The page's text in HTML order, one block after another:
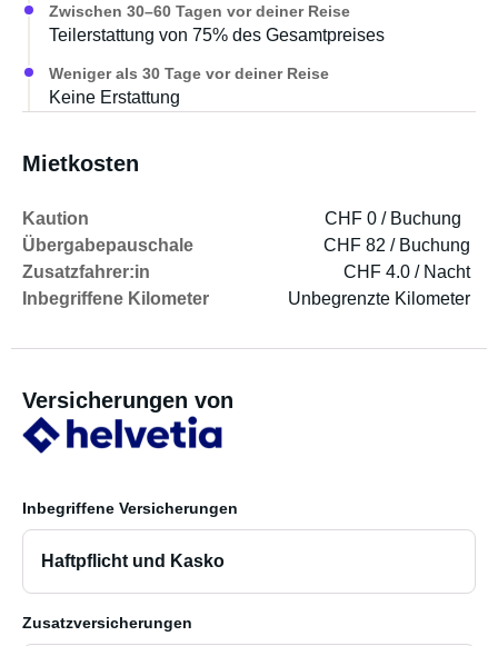
Zwischen 30–60 Tagen vor deiner Reise
Teilerstattung von 75% des Gesamtpreises
Weniger als 30 Tage vor deiner Reise
Keine Erstattung
Mietkosten
Kaution
CHF 0 / Buchung
Übergabepauschale
CHF 82 / Buchung
Zusatzfahrer:in
CHF 4.0 / Nacht
Inbegriffene Kilometer
Unbegrenzte Kilometer
Versicherungen von
Inbegriffene Versicherungen
Haftpflicht und Kasko
Zusatzversicherungen